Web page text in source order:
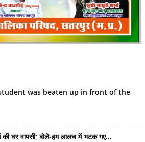
was beaten up in front of the
की घर वापसी; बोले-हम लालच में भटक गए...